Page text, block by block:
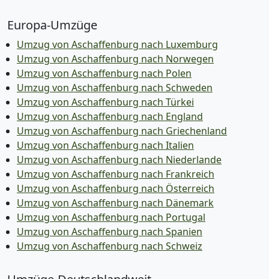
Europa-Umzüge
Umzug von Aschaffenburg nach Luxemburg
Umzug von Aschaffenburg nach Norwegen
Umzug von Aschaffenburg nach Polen
Umzug von Aschaffenburg nach Schweden
Umzug von Aschaffenburg nach Türkei
Umzug von Aschaffenburg nach England
Umzug von Aschaffenburg nach Griechenland
Umzug von Aschaffenburg nach Italien
Umzug von Aschaffenburg nach Niederlande
Umzug von Aschaffenburg nach Frankreich
Umzug von Aschaffenburg nach Österreich
Umzug von Aschaffenburg nach Dänemark
Umzug von Aschaffenburg nach Portugal
Umzug von Aschaffenburg nach Spanien
Umzug von Aschaffenburg nach Schweiz